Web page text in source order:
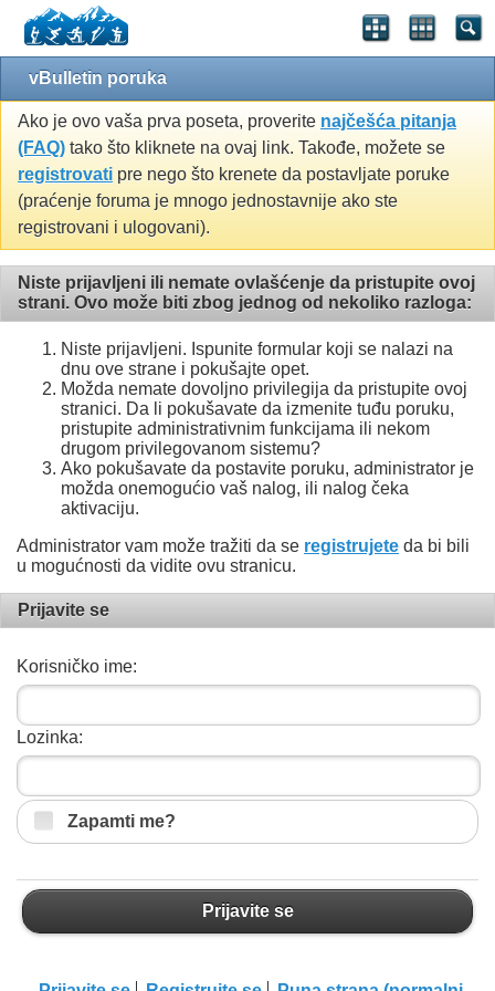
vBulletin poruka
Ako je ovo vaša prva poseta, proverite najčešća pitanja
(FAQ) tako što kliknete na ovaj link. Takođe, možete se
registrovati pre nego što krenete da postavljate poruke
(praćenje foruma je mnogo jednostavnije ako ste
registrovani i ulogovani).
Niste prijavljeni ili nemate ovlašćenje da pristupite ovoj
strani. Ovo može biti zbog jednog od nekoliko razloga:
Niste prijavljeni. Ispunite formular koji se nalazi na
dnu ove strane i pokušajte opet.
Možda nemate dovoljno privilegija da pristupite ovoj
stranici. Da li pokušavate da izmenite tuđu poruku,
pristupite administrativnim funkcijama ili nekom
drugom privilegovanom sistemu?
Ako pokušavate da postavite poruku, administrator je
možda onemogućio vaš nalog, ili nalog čeka
aktivaciju.
Administrator vam može tražiti da se registrujete da bi bili
u mogućnosti da vidite ovu stranicu.
Prijavite se
Korisničko ime:
Lozinka:
Zapamti me?
Prijavite se